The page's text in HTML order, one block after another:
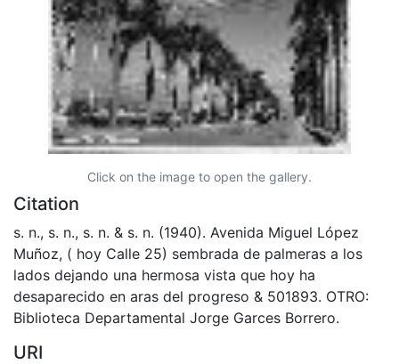
Click on the image to open the gallery.
Citation
s. n., s. n., s. n. & s. n. (1940). Avenida Miguel López
Muñoz, ( hoy Calle 25) sembrada de palmeras a los
lados dejando una hermosa vista que hoy ha
desaparecido en aras del progreso & 501893. OTRO:
Biblioteca Departamental Jorge Garces Borrero.
URI